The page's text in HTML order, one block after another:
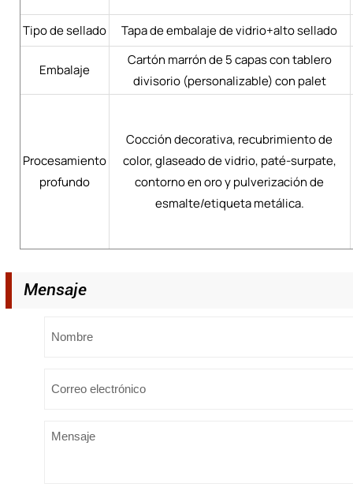
Tipo de sellado Tapa de embalaje de vidrio+alto sellado
Embalaje
Cartón marrón de 5 capas con tablero
divisorio (personalizable) con palet
Procesamiento
profundo
Cocción decorativa, recubrimiento de
color, glaseado de vidrio, paté-surpate,
contorno en oro y pulverización de
esmalte/etiqueta metálica.
Mensaje